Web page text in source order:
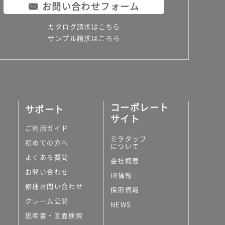
お問い合わせフォーム
カタログ請求はこちら
サンプル請求はこちら
サポート
ご利用ガイド
初めての方へ
よくある質問
お問い合わせ
修理お問い合わせ
クレーム公開
説明書・図面検索
コーポレート
サイト
ミラタップ
について
会社概要
IR情報
採用情報
NEWS